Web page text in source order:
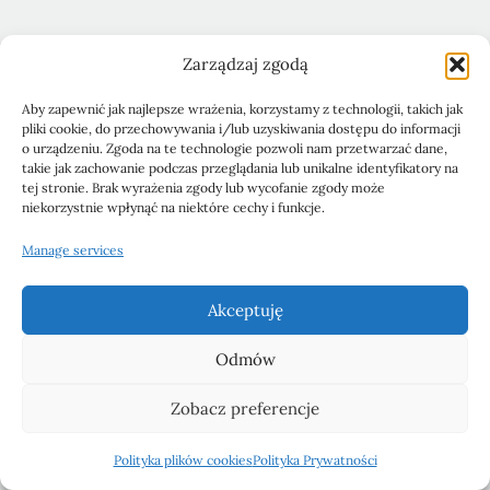
Zarządzaj zgodą
Aby zapewnić jak najlepsze wrażenia, korzystamy z technologii, takich jak
pliki cookie, do przechowywania i/lub uzyskiwania dostępu do informacji
o urządzeniu. Zgoda na te technologie pozwoli nam przetwarzać dane,
takie jak zachowanie podczas przeglądania lub unikalne identyfikatory na
tej stronie. Brak wyrażenia zgody lub wycofanie zgody może
niekorzystnie wpłynąć na niektóre cechy i funkcje.
Manage services
Akceptuję
Odmów
Zobacz preferencje
Polityka plików cookiesPolityka Prywatności
Obiady Ciasta i desery
Śniadania
Pasty kanapkowe
Przystawki Sałatki
© 2026 roslinnienasycona